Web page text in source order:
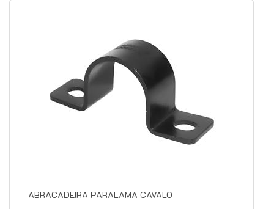
ABRACADEIRA PARALAMA CAVALO